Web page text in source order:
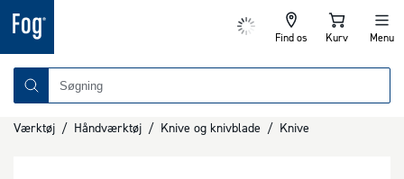
Find os Kurv Menu
Værktøj / Håndværktøj / Knive og knivblade / Knive